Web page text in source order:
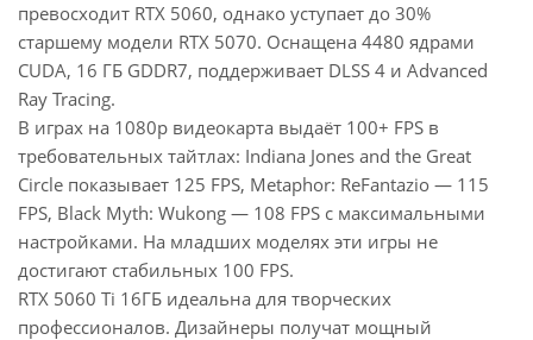
превосходит RTX 5060, однако уступает до 30%
старшему модели RTX 5070. Оснащена 4480 ядрами
CUDA, 16 ГБ GDDR7, поддерживает DLSS 4 и Advanced
Ray Tracing.
В играх на 1080p видеокарта выдаёт 100+ FPS в
требовательных тайтлах: Indiana Jones and the Great
Circle показывает 125 FPS, Metaphor: ReFantazio — 115
FPS, Black Myth: Wukong — 108 FPS с максимальными
настройками. На младших моделях эти игры не
достигают стабильных 100 FPS.
RTX 5060 Ti 16ГБ идеальна для творческих
профессионалов. Дизайнеры получат мощный